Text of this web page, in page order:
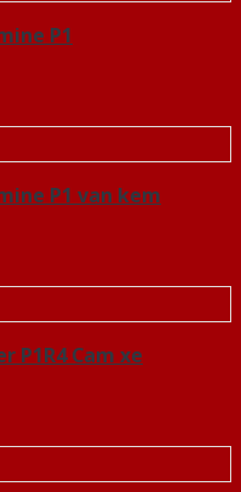
P1
P1 van kem
P1R4 Cam xe